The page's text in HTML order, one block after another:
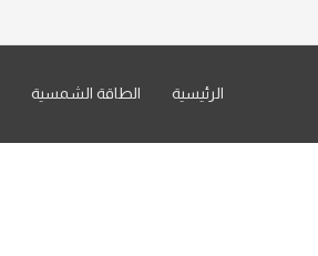
الرئيسية الطاقة الشمسية